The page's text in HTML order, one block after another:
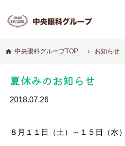
中央眼科グループTOP お知らせ
夏休みのお知らせ
2018.07.26
８月１１日（土）～１５日（水）